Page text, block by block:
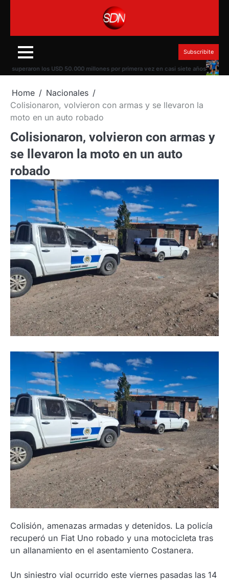
Subscribite
los USD 50.000 millones por primera vez en casi siete años
Home
Nacionales
Colisionaron, volvieron con armas y se llevaron la
moto en un auto robado
Colisionaron, volvieron con armas y
se llevaron la moto en un auto
robado
Colisión, amenazas armadas y detenidos. La policía
recuperó un Fiat Uno robado y una motocicleta tras
un allanamiento en el asentamiento Costanera.
Un siniestro vial ocurrido este viernes pasadas las 14